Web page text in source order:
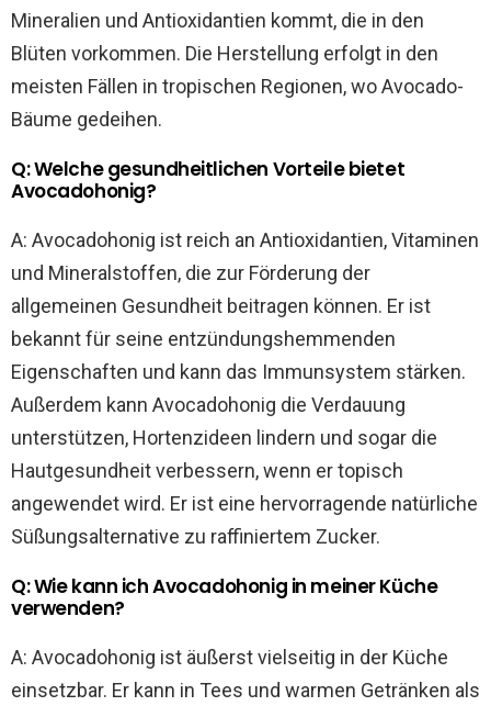
Mineralien und Antioxidantien kommt, die in den
Blüten vorkommen. Die Herstellung erfolgt in den
meisten Fällen in tropischen Regionen, wo Avocado-
Bäume gedeihen.
Q: Welche gesundheitlichen Vorteile bietet
Avocadohonig?
A: Avocadohonig ist reich an Antioxidantien, Vitaminen
und Mineralstoffen, die zur Förderung der
allgemeinen Gesundheit beitragen können. Er ist
bekannt für seine entzündungshemmenden
Eigenschaften und kann das Immunsystem stärken.
Außerdem kann Avocadohonig die Verdauung
unterstützen, Hortenzideen lindern und sogar die
Hautgesundheit verbessern, wenn er topisch
angewendet wird. Er ist eine hervorragende natürliche
Süßungsalternative zu raffiniertem Zucker.
Q: Wie kann ich Avocadohonig in meiner Küche
verwenden?
A: Avocadohonig ist äußerst vielseitig in der Küche
einsetzbar. Er kann in Tees und warmen Getränken als